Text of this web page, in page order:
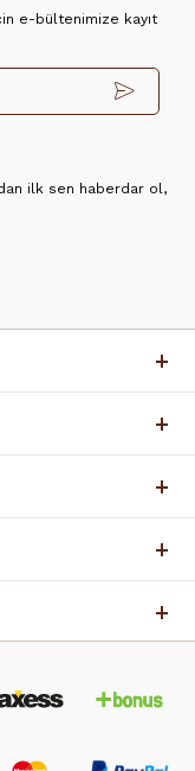
e-bültenimize kayıt
ilk sen haberdar ol,